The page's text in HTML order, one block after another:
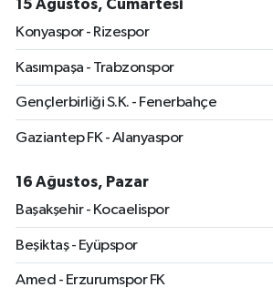
15 Ağustos, Cumartesi
Konyaspor - Rizespor
Kasımpaşa - Trabzonspor
Gençlerbirliği S.K. - Fenerbahçe
Gaziantep FK - Alanyaspor
16 Ağustos, Pazar
Başakşehir - Kocaelispor
Beşiktaş - Eyüpspor
Amed - Erzurumspor FK